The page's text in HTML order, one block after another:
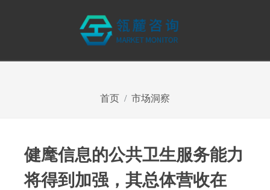
首页 市场洞察
健麾信息的公共卫生服务能力
将得到加强，其总体营收在